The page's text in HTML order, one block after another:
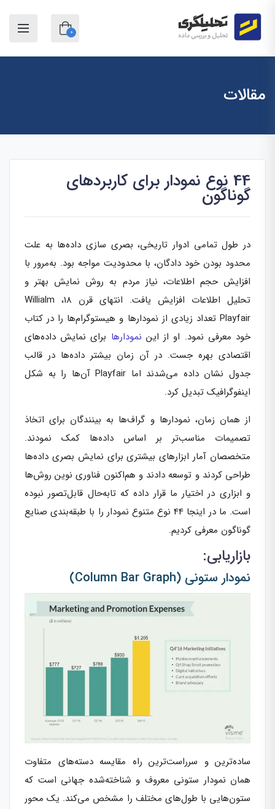
0
مقالات
44 نوع نمودار برای کاربردهای
گوناگون
در طول تمامی ادوار تاریخی، بصری سازی داده‌ها به علت
محدود بودن خود دادگان، با محدودیت مواجه بود. به‌مرور با
افزایش حجم اطلاعات، نیاز مردم به روش نمایش بهتر و
تحلیل اطلاعات افزایش یافت. انتهای قرن 18، Willialm
Playfair تعداد زیادی از نمودارها و هیستوگرام‌ها را در کتاب
خود معرفی نمود. او از این نمودارها برای نمایش داده‌های
اقتصادی بهره جست. در آن زمان بیشتر داده‌ها در قالب
جدول نشان داده می‌شدند اما Playfair آن‌ها را به شکل
اینفوگرافیک تبدیل کرد.
از همان زمان، نمودارها و گراف‌ها به بینندگان برای اتخاذ
تصمیمات مناسب‌تر بر اساس داده‌ها کمک نمودند.
متخصصان آمار ابزارهای بیشتری برای نمایش بصری داده‌ها
طراحی کردند و توسعه دادند و هم‌اکنون فناوری نوین روش‌ها
و ابزاری در اختیار ما قرار داده که تابه‌حال قابل‌تصور نبوده
است. ما در اینجا 44 نوع متنوع نمودار را با طبقه‌بندی صنایع
گوناگون معرفی کردیم.
بازاریابی:
نمودار ستونی (Column Bar Graph)
ساده‌ترین و سرراست‌ترین راه مقایسه دسته‌های متفاوت
همان نمودار ستونی معروف و شناخته‌شده جهانی است که
ستون‌هایی با طول‌های مختلف را مشخص می‌کند. یک محور